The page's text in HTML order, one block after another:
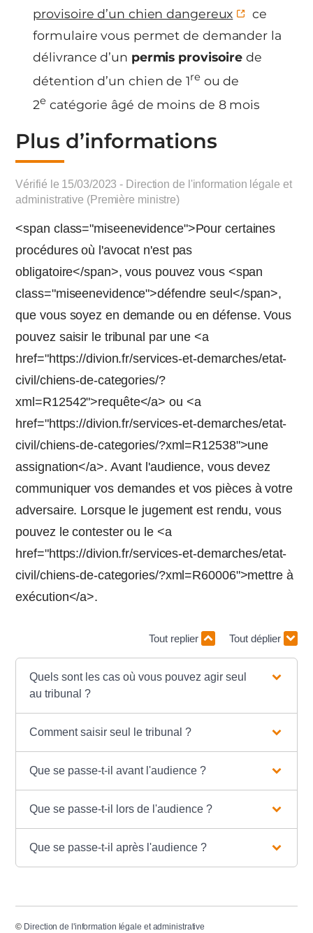
provisoire d’un chien dangereux
ce
formulaire vous permet de demander la
délivrance d’un permis provisoire de
détention d’un chien de 1re ou de
2e catégorie âgé de moins de 8 mois
Plus d’informations
Vérifié le 15/03/2023 - Direction de l'information légale et
administrative (Première ministre)
<span class="miseenevidence">Pour certaines
procédures où l'avocat n'est pas
obligatoire</span>, vous pouvez vous <span
class="miseenevidence">défendre seul</span>,
que vous soyez en demande ou en défense. Vous
pouvez saisir le tribunal par une <a
href="https://divion.fr/services-et-demarches/etat-
civil/chiens-de-categories/?
xml=R12542">requête</a> ou <a
href="https://divion.fr/services-et-demarches/etat-
civil/chiens-de-categories/?xml=R12538">une
assignation</a>. Avant l'audience, vous devez
communiquer vos demandes et vos pièces à votre
adversaire. Lorsque le jugement est rendu, vous
pouvez le contester ou le <a
href="https://divion.fr/services-et-demarches/etat-
civil/chiens-de-categories/?xml=R60006">mettre à
exécution</a>.
Tout replier Tout déplier
Quels sont les cas où vous pouvez agir seul
au tribunal ?
Comment saisir seul le tribunal ?
Que se passe-t-il avant l'audience ?
Que se passe-t-il lors de l'audience ?
Que se passe-t-il après l'audience ?
© Direction de l'information légale et administrative